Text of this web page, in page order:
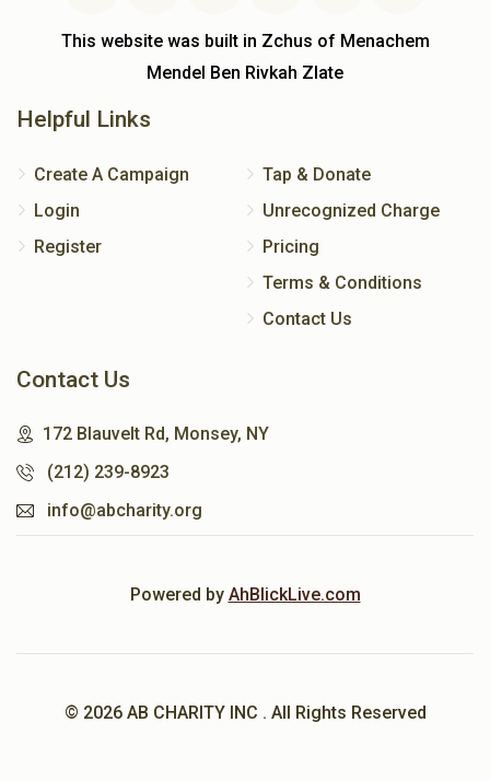
This website was built in Zchus of Menachem
Mendel Ben Rivkah Zlate
Helpful Links
Create A Campaign
Login
Register
Tap & Donate
Unrecognized Charge
Pricing
Terms & Conditions
Contact Us
Contact Us
172 Blauvelt Rd, Monsey, NY
(212) 239-8923
info@abcharity.org
Powered by AhBlickLive.com
© 2026 AB CHARITY INC . All Rights Reserved